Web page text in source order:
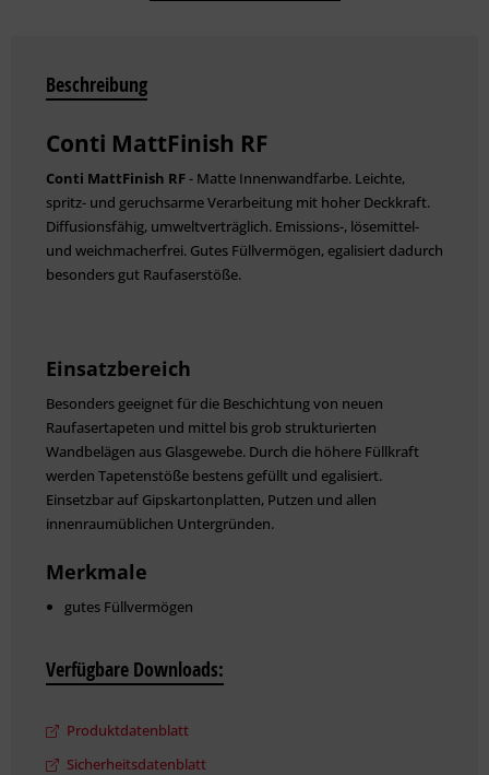
Beschreibung
Conti MattFinish RF
Conti MattFinish RF- Matte Innenwandfarbe. Leichte,
spritz- und geruchsarme Verarbeitung mit hoher Deckkraft.
Diffusionsfähig, umweltverträglich. Emissions-, lösemittel-
und weichmacherfrei. Gutes Füllvermögen, egalisiert dadurch
besonders gut Raufaserstöße.
Einsatzbereich
Besonders geeignet für die Beschichtung von neuen
Raufasertapeten und mittel bis grob strukturierten
Wandbelägen aus Glasgewebe. Durch die höhere Füllkraft
werden Tapetenstöße bestens gefüllt und egalisiert.
Einsetzbar auf Gipskartonplatten, Putzen und allen
innenraumüblichen Untergründen.
Merkmale
gutes Füllvermögen
Reichweite: ca. 140 ml/m²
können Sie dem Produktdatenblatt entnehmen.
Verfügbare Downloads:
Produktdatenblatt
Sicherheitsdatenblatt